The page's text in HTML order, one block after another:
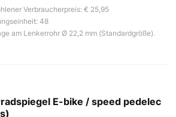
Verbraucherpreis: € 25,95
48
am Lenkerrohr Ø 22,2 mm (Standardgröße).
E-bike / speed pedelec